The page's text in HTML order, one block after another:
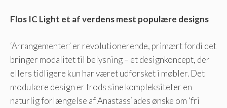
Flos IC Light et af verdens mest populære designs
‘Arrangementer’ er revolutionerende, primært fordi det
bringer modalitet til belysning – et designkoncept, der
ellers tidligere kun har været udforsket i møbler. Det
modulære design er trods sine kompleksiteter en
naturlig forlængelse af Anastassiades ønske om ‘fri